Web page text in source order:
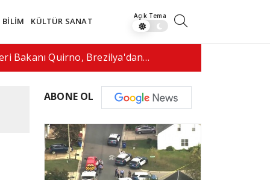
BİLİM KÜLTÜR SANAT
fenomeni canlı yayında vurularak…
ABONE OL